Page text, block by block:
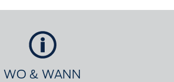
WO & WANN